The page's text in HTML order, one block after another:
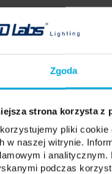
Zgoda
strona korzysta z
pliki cookie
w naszej witrynie.
i analitycznym.
podczas
PMMA
czarny PMMA
PC opal
PC clear